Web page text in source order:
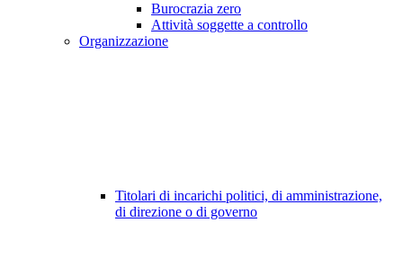
Burocrazia zero
Attività soggette a controllo
Organizzazione
Titolari di incarichi politici, di amministrazione,
di direzione o di governo